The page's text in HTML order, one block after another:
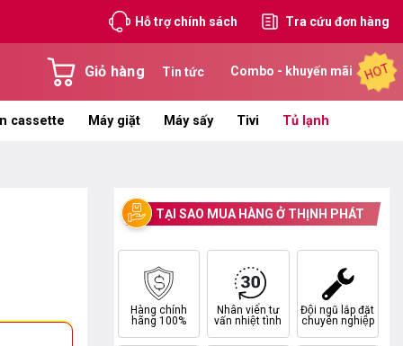
Hỗ trợ chính sách Tra cứu đơn hàng
Giỏ hàng Tin tức Combo - khuyến mãi HOT
cassette Máy giặt Máy sấy Tivi Tủ lạnh
TẠI SAO MUA HÀNG Ở THỊNH PHÁT
Hàng chính
hãng 100%
Nhân viên tư
vấn nhiệt tình
Đội ngũ lắp đặt
chuyên nghiệp